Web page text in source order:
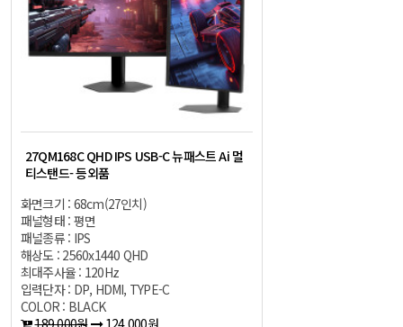
27QM168C QHD IPS USB-C 뉴패스트 Ai 멀
티스탠드- 등외품
화면크기 : 68cm(27인치)
패널형태 : 평면
패널종류 : IPS
해상도 : 2560x1440 QHD
최대주사율 : 120Hz
입력단자 : DP, HDMI, TYPE-C
COLOR : BLACK
189,000원
124,000원